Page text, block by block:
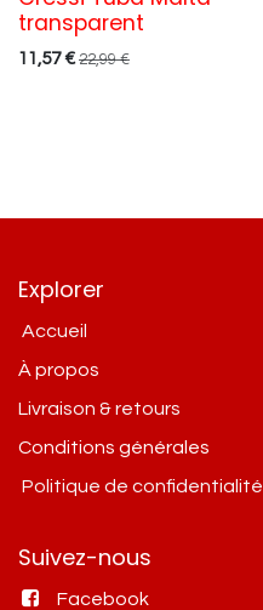
transparent
11,57€ 22,99€
Explorer
Accueil
À propos
Livraison & retours
Conditions g​énérales
Politique de confidentialité
Suivez-nous
Facebook